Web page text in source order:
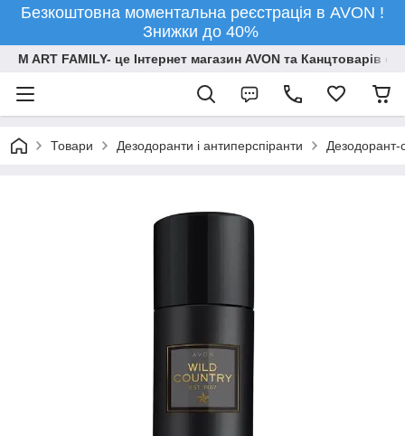
Безкоштовна моментальна реєстрація в AVON !
Знижки до 40%
M ART FAMILY- це Інтернет магазин AVON та Канцтоварів
Товари Дезодоранти і антиперспіранти Дезодорант-